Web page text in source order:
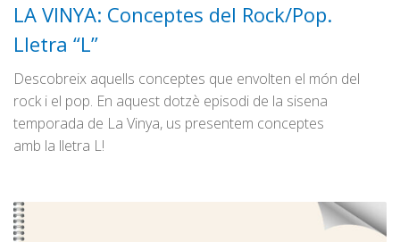
LA VINYA: Conceptes del Rock/Pop.
Lletra “L”
Descobreix aquells conceptes que envolten el món del
rock i el pop. En aquest dotzè episodi de la sisena
temporada de La Vinya, us presentem conceptes
amb la lletra L!